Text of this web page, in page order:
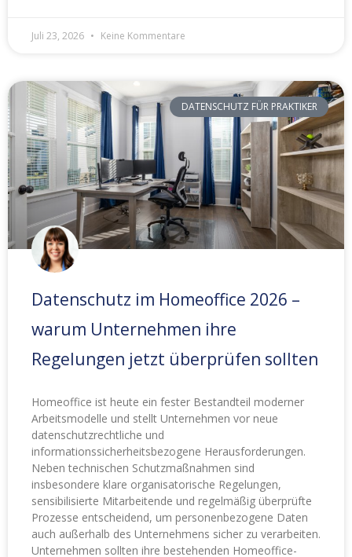
Juli 23, 2026 Keine Kommentare
DATENSCHUTZ FÜR PRAKTIKER
Datenschutz im Homeoffice 2026 –
warum Unternehmen ihre
Regelungen jetzt überprüfen sollten
Homeoffice ist heute ein fester Bestandteil moderner
Arbeitsmodelle und stellt Unternehmen vor neue
datenschutzrechtliche und
informationssicherheitsbezogene Herausforderungen.
Neben technischen Schutzmaßnahmen sind
insbesondere klare organisatorische Regelungen,
sensibilisierte Mitarbeitende und regelmäßig überprüfte
Prozesse entscheidend, um personenbezogene Daten
auch außerhalb des Unternehmens sicher zu verarbeiten.
Unternehmen sollten ihre bestehenden Homeoffice-